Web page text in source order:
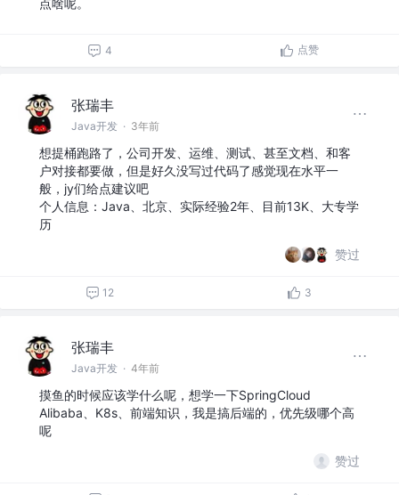
4 点赞
张瑞丰
Java开发 · 3年前
想提桶跑路了，公司开发、运维、测试、甚至文档、和客
户对接都要做，但是好久没写过代码了感觉现在水平一
般，jy们给点建议吧
个人信息：Java、北京、实际经验2年、目前13K、大专学
历
赞过
12 3
张瑞丰
Java开发 · 4年前
摸鱼的时候应该学什么呢，想学一下SpringCloud
Alibaba、K8s、前端知识，我是搞后端的，优先级哪个高
呢
赞过